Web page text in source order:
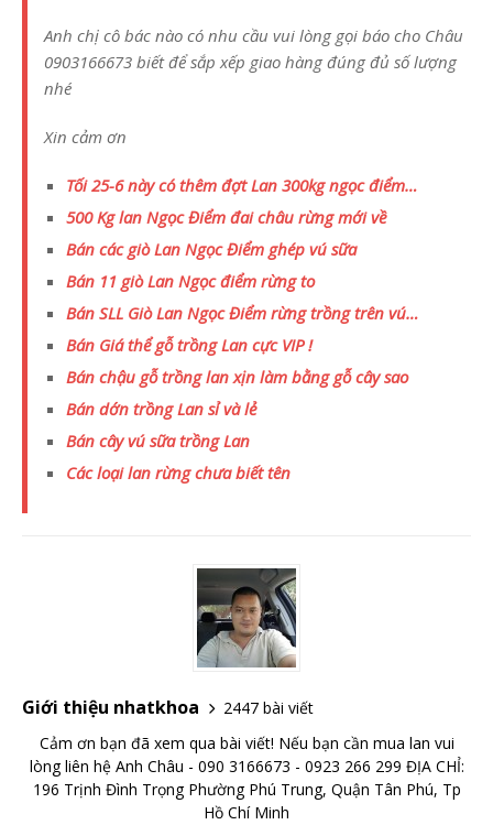
Anh chị cô bác nào có nhu cầu vui lòng gọi báo cho Châu
0903166673 biết để sắp xếp giao hàng đúng đủ số lượng
nhé
Xin cảm ơn
Tối 25-6 này có thêm đợt Lan 300kg ngọc điểm…
500 Kg lan Ngọc Điểm đai châu rừng mới về
Bán các giò Lan Ngọc Điểm ghép vú sữa
Bán 11 giò Lan Ngọc điểm rừng to
Bán SLL Giò Lan Ngọc Điểm rừng trồng trên vú…
Bán Giá thể gỗ trồng Lan cực VIP !
Bán chậu gỗ trồng lan xịn làm bằng gỗ cây sao
Bán dớn trồng Lan sỉ và lẻ
Bán cây vú sữa trồng Lan
Các loại lan rừng chưa biết tên
Giới thiệu nhatkhoa
2447 bài viết
Cảm ơn bạn đã xem qua bài viết! Nếu bạn cần mua lan vui
lòng liên hệ Anh Châu - 090 3166673 - 0923 266 299 ĐỊA CHỈ:
196 Trịnh Đình Trọng Phường Phú Trung, Quận Tân Phú, Tp
Hồ Chí Minh